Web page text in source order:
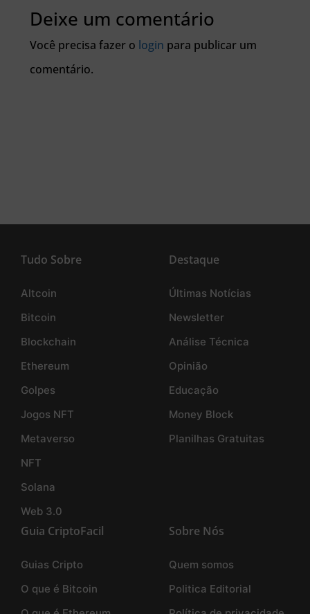
Deixe um comentário
Você precisa fazer o login para publicar um
comentário.
Tudo Sobre
Altcoin
Bitcoin
Blockchain
Ethereum
Golpes
Jogos NFT
Metaverso
NFT
Solana
Web 3.0
Destaque
Últimas Notícias
Newsletter
Análise Técnica
Opinião
Educação
Money Block
Planilhas Gratuitas
Guia CriptoFacil
Guias Cripto
O que é Bitcoin
Sobre Nós
Quem somos
Politica Editorial